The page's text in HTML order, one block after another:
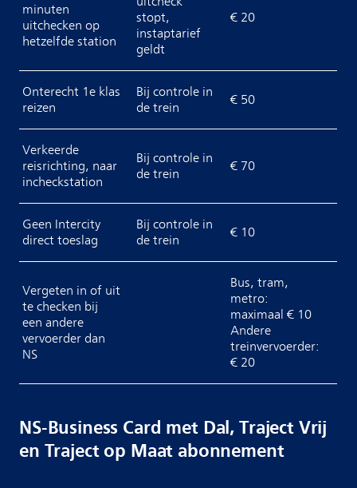
minuten
uitchecken op
hetzelfde station
stopt,
instaptarief
geldt
€ 20
Onterecht 1e klas
reizen
Bij controle in
de trein
€ 50
Verkeerde
reisrichting, naar
incheckstation
Bij controle in
de trein
€ 70
Geen Intercity
direct toeslag
Bij controle in
de trein
€ 10
Vergeten in of uit
te checken bij
een andere
vervoerder dan
NS
Bus, tram,
metro:
maximaal € 10
Andere
treinvervoerder:
€ 20
NS-Business Card met Dal, Traject Vrij
en Traject op Maat abonnement